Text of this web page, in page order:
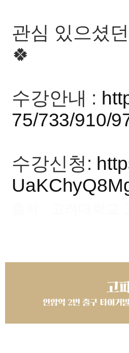
관심 있으셨
🍀
수강안내 :
75/733/910/
수강신청: